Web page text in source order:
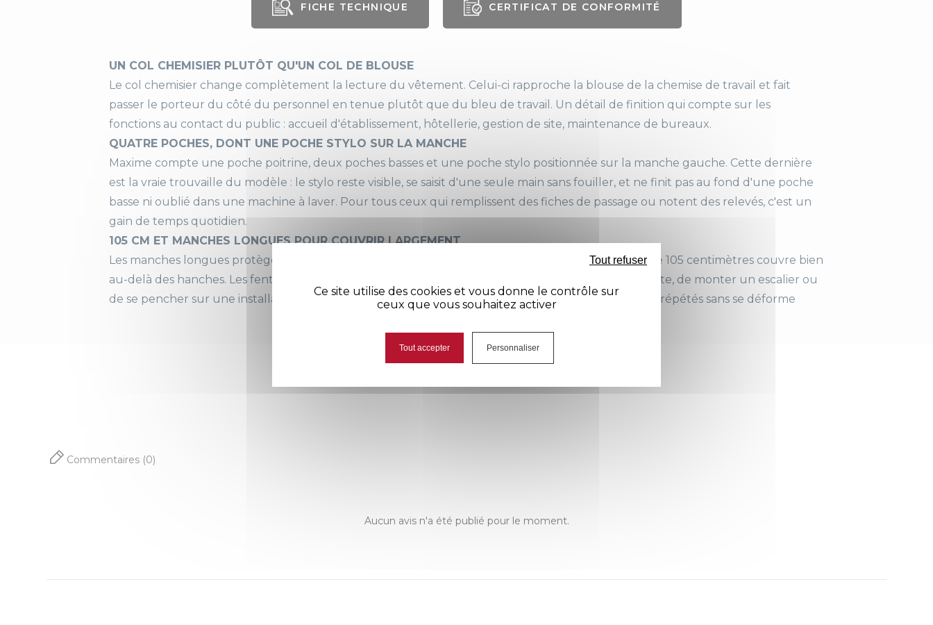
FICHE TECHNIQUE CERTIFICAT DE CONFORMITÉ
UN COL CHEMISIER PLUTÔT QU'UN COL DE BLOUSE
Le col chemisier change complètement la lecture du vêtement. Celui-ci rapproche la blouse de la chemise de travail et fait
passer le porteur du côté du personnel en tenue plutôt que du bleu de travail. Un détail de finition qui compte sur les
fonctions au contact du public : accueil d'établissement, hôtellerie, gestion de site, maintenance de bureaux.
QUATRE POCHES, DONT UNE POCHE STYLO SUR LA MANCHE
Maxime compte une poche poitrine, deux poches basses et une poche stylo positionnée sur la manche gauche. Cette dernière
est la vraie trouvaille du modèle : le stylo reste visible, se saisit d'une seule main sans fouiller, et ne finit pas au fond d'une poche
basse ni oublié dans une machine à laver. Pour tous ceux qui remplissent des fiches de passage ou notent des relevés, c'est un
gain de temps quotidien.
105 CM ET MANCHES LONGUES POUR COUVRIR LARGEMENT
Les manches longues protègent les avant-bras contre les projections de produits, et la longueur de 105 centimètres couvre bien
au-delà des hanches. Les fentes latérales évitent la sensation d'être serré au moment de marcher vite, de monter un escalier ou
de se pencher sur une installation. Les pressions inox se clipsent d'un geste et résistent aux lavages répétés sans se déforme
Genre Homme
Composition 65% polyester, 35% coton
Couleur
Bleu
Gris
Fermeture Pressions inox
2 poches basses
Fentes côtés
Avis
Commentaires (0)
Aucun avis n'a été publié pour le moment.
Ce site utilise des cookies et vous donne le contrôle sur
ceux que vous souhaitez activer
Tout accepter
Tout refuser
Personnaliser